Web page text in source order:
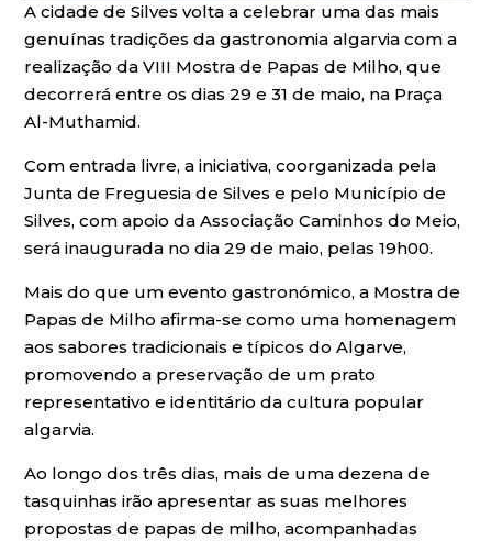
A cidade de Silves volta a celebrar uma das mais
genuínas tradições da gastronomia algarvia com a
realização da VIII Mostra de Papas de Milho, que
decorrerá entre os dias 29 e 31 de maio, na Praça
Al-Muthamid.
Com entrada livre, a iniciativa, coorganizada pela
Junta de Freguesia de Silves e pelo Município de
Silves, com apoio da Associação Caminhos do Meio,
será inaugurada no dia 29 de maio, pelas 19h00.
Mais do que um evento gastronómico, a Mostra de
Papas de Milho afirma-se como uma homenagem
aos sabores tradicionais e típicos do Algarve,
promovendo a preservação de um prato
representativo e identitário da cultura popular
algarvia.
Ao longo dos três dias, mais de uma dezena de
tasquinhas irão apresentar as suas melhores
propostas de papas de milho, acompanhadas